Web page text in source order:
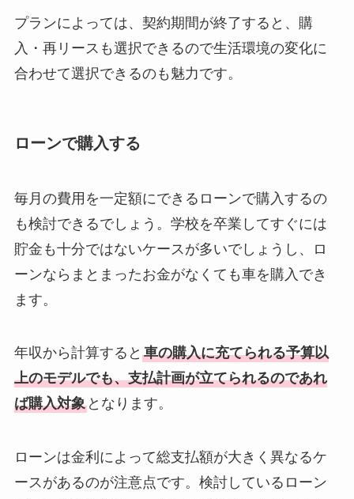
プランによっては、契約期間が終了すると、購
入・再リースも選択できるので生活環境の変化に
合わせて選択できるのも魅力です。
ローンで購入する
毎月の費用を一定額にできるローンで購入するの
も検討できるでしょう。学校を卒業してすぐには
貯金も十分ではないケースが多いでしょうし、ロ
ーンならまとまったお金がなくても車を購入でき
ます。
年収から計算すると 車の購入に充てられる予算以
上のモデルでも、支払計画が立てられるのであれ
ば購入対象となります。
ローンは金利によって総支払額が大きく異なるケ
ースがあるのが注意点です。検討しているローン